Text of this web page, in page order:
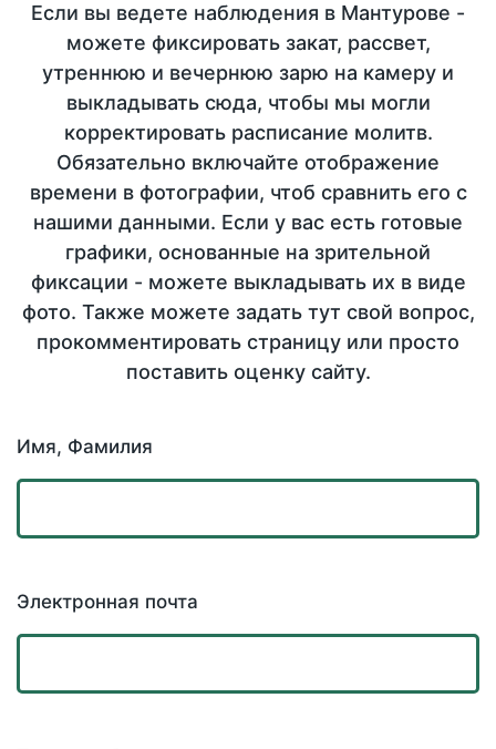
Если вы ведете наблюдения в Мантурове -
можете фиксировать закат, рассвет,
утреннюю и вечернюю зарю на камеру и
выкладывать сюда, чтобы мы могли
корректировать расписание молитв.
Обязательно включайте отображение
времени в фотографии, чтоб сравнить его с
нашими данными. Если у вас есть готовые
графики, основанные на зрительной
фиксации - можете выкладывать их в виде
фото. Также можете задать тут свой вопрос,
прокомментировать страницу или просто
поставить оценку сайту.
Имя, Фамилия
Электронная почта